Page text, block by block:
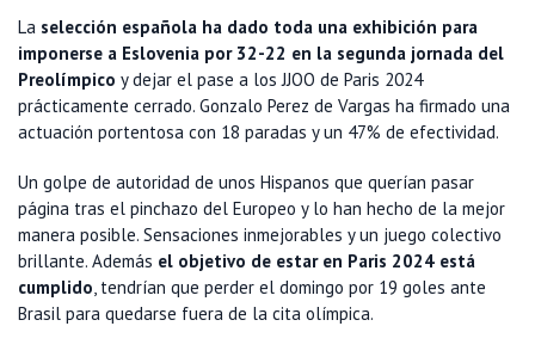
La selección española ha dado toda una exhibición para
imponerse a Eslovenia por 32-22 en la segunda jornada del
Preolímpico y dejar el pase a los JJOO de Paris 2024
prácticamente cerrado. Gonzalo Perez de Vargas ha firmado una
actuación portentosa con 18 paradas y un 47% de efectividad.
Un golpe de autoridad de unos Hispanos que querían pasar
página tras el pinchazo del Europeo y lo han hecho de la mejor
manera posible. Sensaciones inmejorables y un juego colectivo
brillante. Además el objetivo de estar en Paris 2024 está
cumplido, tendrían que perder el domingo por 19 goles ante
Brasil para quedarse fuera de la cita olímpica.